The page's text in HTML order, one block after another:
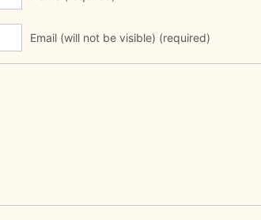
Email (will not be visible) (required)